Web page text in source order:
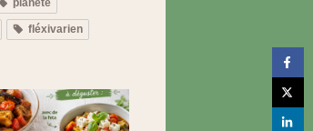
fléxivarien